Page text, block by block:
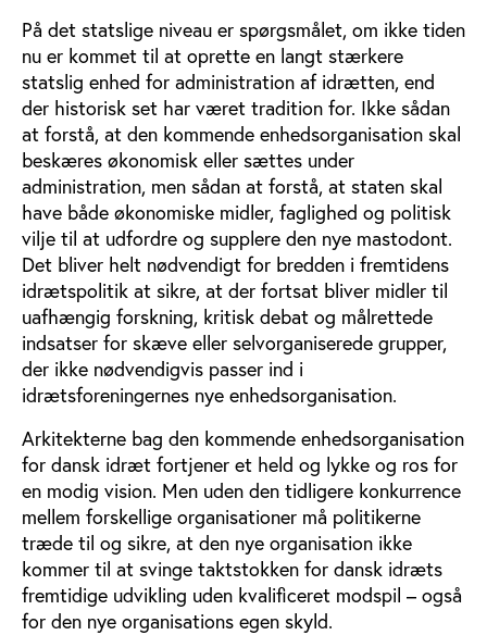
På det statslige niveau er spørgsmålet, om ikke tiden
nu er kommet til at oprette en langt stærkere
statslig enhed for administration af idrætten, end
der historisk set har været tradition for. Ikke sådan
at forstå, at den kommende enhedsorganisation skal
beskæres økonomisk eller sættes under
administration, men sådan at forstå, at staten skal
have både økonomiske midler, faglighed og politisk
vilje til at udfordre og supplere den nye mastodont.
Det bliver helt nødvendigt for bredden i fremtidens
idrætspolitik at sikre, at der fortsat bliver midler til
uafhængig forskning, kritisk debat og målrettede
indsatser for skæve eller selvorganiserede grupper,
der ikke nødvendigvis passer ind i
idrætsforeningernes nye enhedsorganisation.
Arkitekterne bag den kommende enhedsorganisation
for dansk idræt fortjener et held og lykke og ros for
en modig vision. Men uden den tidligere konkurrence
mellem forskellige organisationer må politikerne
træde til og sikre, at den nye organisation ikke
kommer til at svinge taktstokken for dansk idræts
fremtidige udvikling uden kvalificeret modspil – også
for den nye organisations egen skyld.